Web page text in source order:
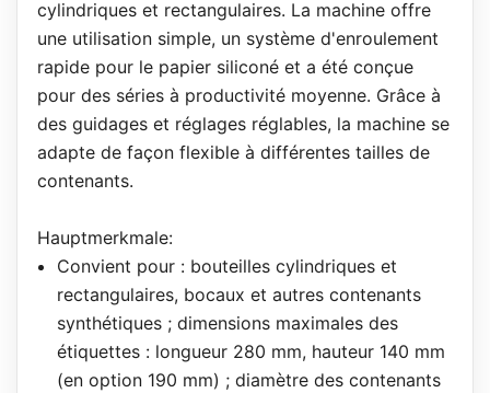
cylindriques et rectangulaires. La machine offre
une utilisation simple, un système d'enroulement
rapide pour le papier siliconé et a été conçue
pour des séries à productivité moyenne. Grâce à
des guidages et réglages réglables, la machine se
adapte de façon flexible à différentes tailles de
contenants.
Hauptmerkmale:
Convient pour : bouteilles cylindriques et
rectangulaires, bocaux et autres contenants
synthétiques ; dimensions maximales des
étiquettes : longueur 280 mm, hauteur 140 mm
(en option 190 mm) ; diamètre des contenants